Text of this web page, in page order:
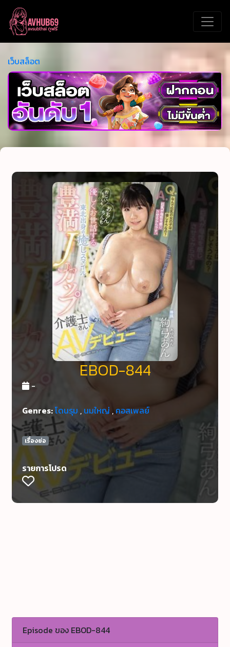
เว็บสล็อต
EBOD-844
-
Genres:โดนรุม , นมใหญ่ , คอสเพลย์
เรื่องย่อ
รายการโปรด
Episode ของ EBOD-844